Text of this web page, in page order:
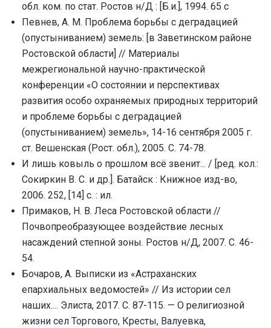
обл. ком. по стат. Ростов н/Д : [Б.и.], 1994. 65 с
Певнев, А. М. Проблема борьбы с деградацией
(опустыниванием) земель: [в Заветинском районе
Ростовской области] // Материалы
межрегиональной научно-практической
конференции «О состоянии и перспективах
развития особо охраняемых природных территорий
и проблеме борьбы с деградацией
(опустыниванием) земель», 14-16 сентября 2005 г.
ст. Вешенская (Рост. обл.), 2005. С. 74-78.
И лишь ковыль о прошлом всё звенит... / [ред. кол.:
Сокиркин В. С. и др.]. Батайск : Книжное изд-во,
2006. 252, [14] с. : ил.
Примаков, Н. В. Леса Ростовской области //
Почвопреобразующее воздействие лесных
насаждений степной зоны. Ростов н/Д, 2007. С. 46-
54.
Бочаров, А. Выписки из «Астраханских
епархиальных ведомостей» // Из истории сел
наших.... Элиста, 2017. С. 87-115. — О религиозной
жизни сел Торгового, Кресты, Валуевка,